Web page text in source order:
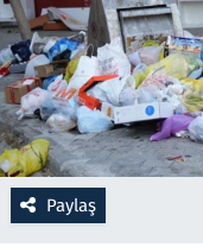
Paylaş
Ramazan
Resmi İlanlar
Rüya Tabirleri
Sağlık